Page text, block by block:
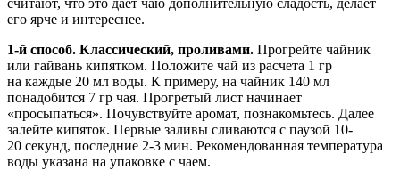
его ярче и интереснее.
1-й способ. Классический, проливами. Прогрейте чайник
или гайвань кипятком. Положите чай из расчета 1 гр
на каждые 20 мл воды. К примеру, на чайник 140 мл
понадобится 7 гр чая. Прогретый лист начинает
«просыпаться». Почувствуйте аромат, познакомьтесь. Далее
залейте кипяток. Первые заливы сливаются с паузой 10-
20 секунд, последние 2-3 мин. Рекомендованная температура
воды указана на упаковке с чаем.